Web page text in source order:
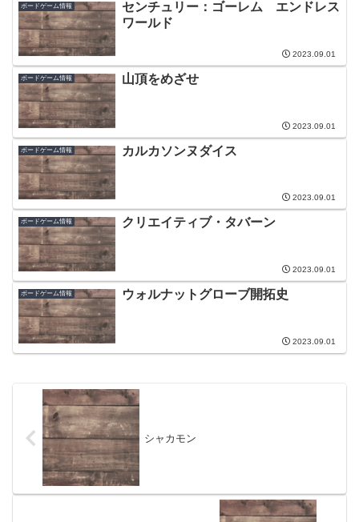
ボードゲーム情報
センチュリー：ゴーレム エンドレス
ワールド
2023.09.01
ボードゲーム情報 山頂をめざせ
2023.09.01
ボードゲーム情報 カルカソンヌダイス
2023.09.01
ボードゲーム情報 クリエイティブ・タバーン
2023.09.01
ボードゲーム情報 ウォルナットグローブ開拓史
2023.09.01
シャカモン